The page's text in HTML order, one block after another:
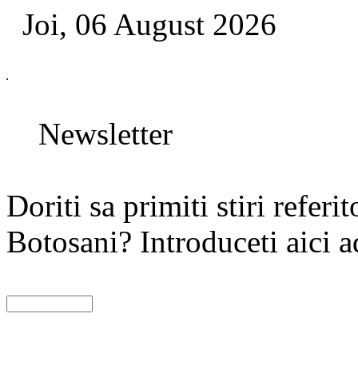
Joi, 06 August 2026
Newsletter
Doriti sa primiti stiri
Botosani? Introduceti aici